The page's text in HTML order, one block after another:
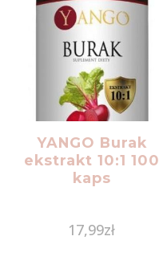
YANGO Burak
ekstrakt 10:1 100
kaps
17,99zł